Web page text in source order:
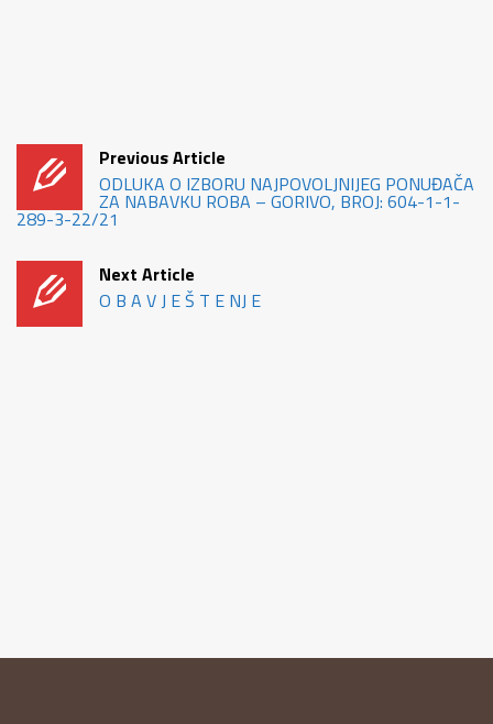
Previous Article
ODLUKA O IZBORU NAJPOVOLJNIJEG PONUĐAČA
ZA NABAVKU ROBA – GORIVO, BROJ: 604-1-1-
289-3-22/21
Next Article
O B A V J E Š T E NJ E